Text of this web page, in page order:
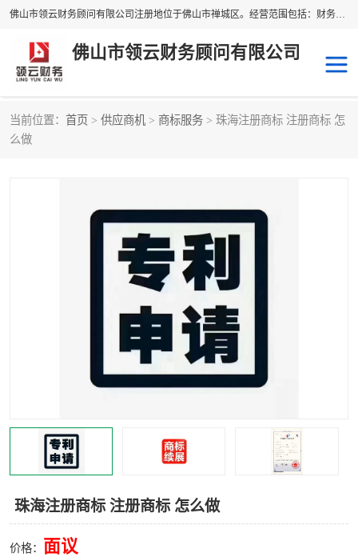
佛山市领云财务顾问有限公司注册地位于佛山市禅城区。经营范围包括：财务咨询，税务服务，企业管理咨询，信息咨询服务，法律咨询顾问，商务代理代办等服务；主要项目有：代理记账，旧账账务处理，疑难账务处理，建账审账；纳税申报，网上申请发票，企业税务分析、审查与评估；注册个体工商户，注册公司，公司注销；企业名称、地址、法人、股东、经营范围、营业期限等资料变更；商标注册、商标转让。财税审计、税务咨询、公司年审。
佛山市领云财务顾问有限公司
当前位置： 首页 > 供应商机 > 商标服务 > 珠海注册商标 注册商标 怎
么做
珠海注册商标 注册商标 怎么做
价格： 面议
补贴申办
进出口经营权